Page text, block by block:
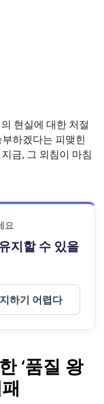
의 현실에 대한 처절
하겠다는 피맺힌
금, 그 외침이 마침
요
지할 수 있을
하기 어렵다
‘품질 왕